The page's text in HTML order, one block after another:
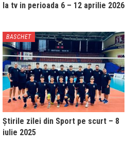
la tv in perioada 6 – 12 aprilie 2026
BASCHET
Știrile zilei din Sport pe scurt – 8
iulie 2025